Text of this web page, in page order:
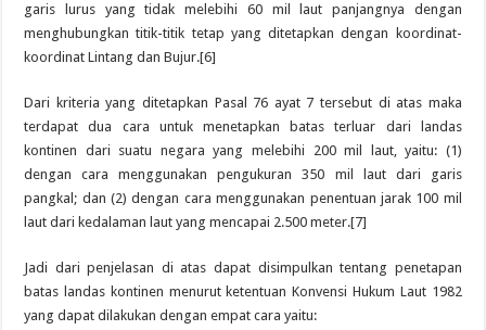
garis lurus yang tidak melebihi 60 mil laut panjangnya dengan
menghubungkan titik-titik tetap yang ditetapkan dengan koordinat-
koordinat Lintang dan Bujur.[6]
Dari kriteria yang ditetapkan Pasal 76 ayat 7 tersebut di atas maka
terdapat dua cara untuk menetapkan batas terluar dari landas
kontinen dari suatu negara yang melebihi 200 mil laut, yaitu: (1)
dengan cara menggunakan pengukuran 350 mil laut dari garis
pangkal; dan (2) dengan cara menggunakan penentuan jarak 100 mil
laut dari kedalaman laut yang mencapai 2.500 meter.[7]
Jadi dari penjelasan di atas dapat disimpulkan tentang penetapan
batas landas kontinen menurut ketentuan Konvensi Hukum Laut 1982
yang dapat dilakukan dengan empat cara yaitu: